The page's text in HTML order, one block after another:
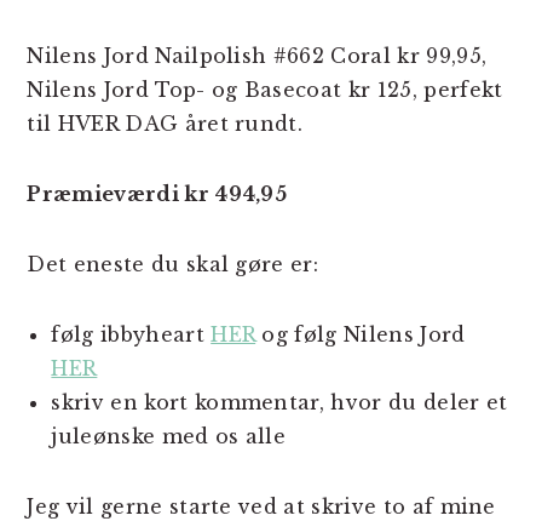
Nilens Jord Nailpolish #662 Coral kr 99,95,
Nilens Jord Top- og Basecoat kr 125, perfekt
til HVER DAG året rundt.
Præmieværdi kr 494,95
Det eneste du skal gøre er:
følg ibbyheartHERog følg Nilens Jord
HER
skriv en kort kommentar, hvor du deler et
juleønske med os alle
Jeg vil gerne starte ved at skrive to af mine